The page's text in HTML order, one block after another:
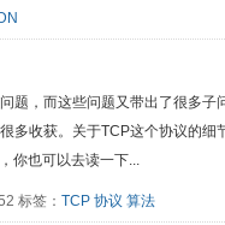
题，而这些问题又带出了很多
多收获。关于TCP这个协议的细
你也可以去读一下...
标签： TCP 协议 算法